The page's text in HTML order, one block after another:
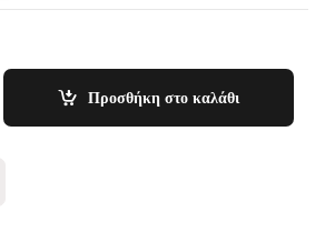
Προσθήκη στο καλάθι